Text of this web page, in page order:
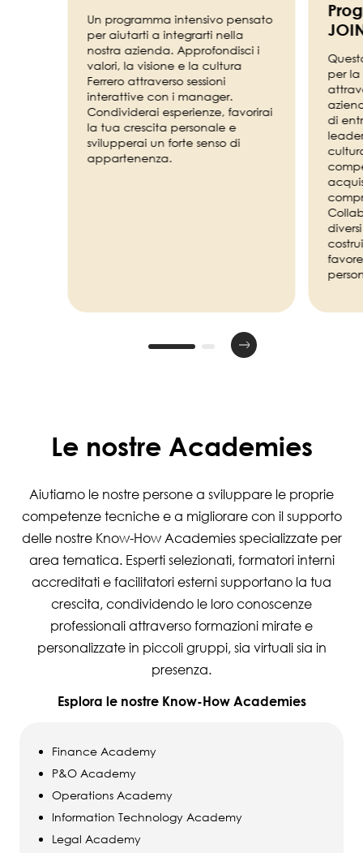
Un programma intensivo pensato
per aiutarti a integrarti nella
nostra azienda. Approfondisci i
valori, la visione e la cultura
Ferrero attraverso sessioni
interattive con i manager.
Condividerai esperienze, favorirai
la tua crescita personale e
svilupperai un forte senso di
appartenenza.
per la
di
Le nostre Academies
Aiutiamo le nostre persone a sviluppare le proprie
competenze tecniche e a migliorare con il supporto
delle nostre Know-How Academies specializzate per
area tematica. Esperti selezionati, formatori interni
accreditati e facilitatori esterni supportano la tua
crescita, condividendo le loro conoscenze
professionali attraverso formazioni mirate e
personalizzate in piccoli gruppi, sia virtuali sia in
presenza.
Esplora le nostre Know-How Academies
Finance Academy
P&O Academy
Operations Academy
Information Technology Academy
Legal Academy